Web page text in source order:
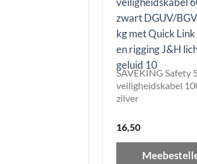
SAVEKING Safety
veiligheidskabel
zilver
16,50